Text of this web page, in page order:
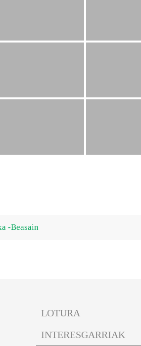
-Beasain
LOTURA
INTERESGARRIAK